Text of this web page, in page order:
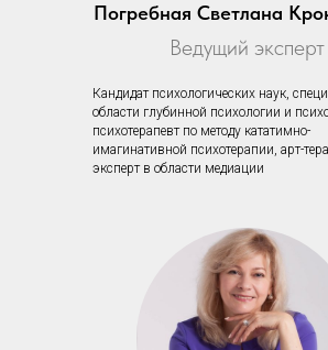
Погребная Светлана
Ведущий эксперт
Кандидат психологических наук,
области глубинной психологии и
психотерапевт по методу кататимно-
имагинативной психотерапии, арт-
эксперт в области медиации